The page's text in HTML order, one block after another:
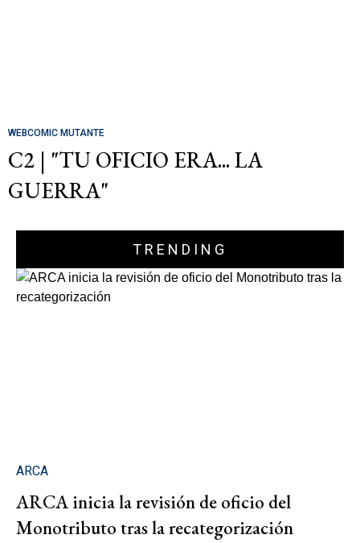
WEBCOMIC MUTANTE
C2 | "TU OFICIO ERA... LA
GUERRA"
TRENDING
ARCA
ARCA inicia la revisión de oficio del
Monotributo tras la recategorización